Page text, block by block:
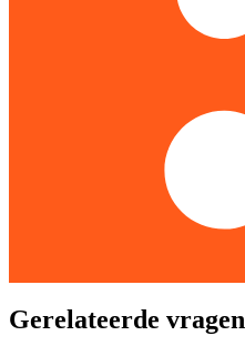
Gerelateerde vragen